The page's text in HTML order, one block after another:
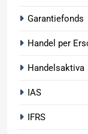
Garantiefonds
Handel per
Handelsaktiva
IAS
IFRS